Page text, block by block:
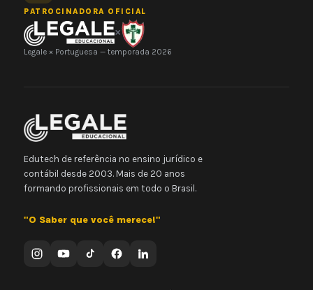
PATROCINADORA OFICIAL
×
Legale × Portuguesa — temporada 2026
Edutech de referência no ensino jurídico e
contábil desde 2003. Mais de 20 anos
formando profissionais em todo o Brasil.
"O Saber que você merece!"